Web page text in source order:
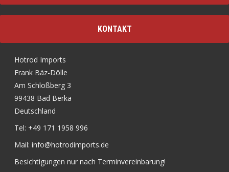
KONTAKT
Hotrod Imports
Frank Bäz-Dölle
Am Schloßberg 3
99438 Bad Berka
Deutschland
Tel: +49 171 1958 996
Mail: info@hotrodimports.de
Besichtigungen nur nach Terminvereinbarung!